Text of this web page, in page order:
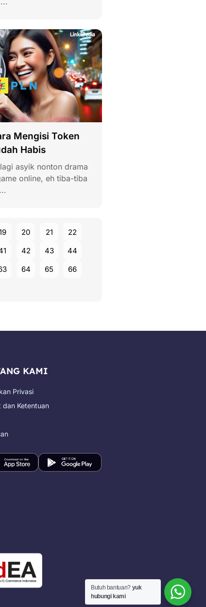
Mengisi Token
Habis
asyik nonton drama
online, eh tiba-tiba
20 21
22
42 43
44
64 65
66
KAMI
Privasi
dan Ketentuan
Butuh bantuan? yuk
hubungi kami